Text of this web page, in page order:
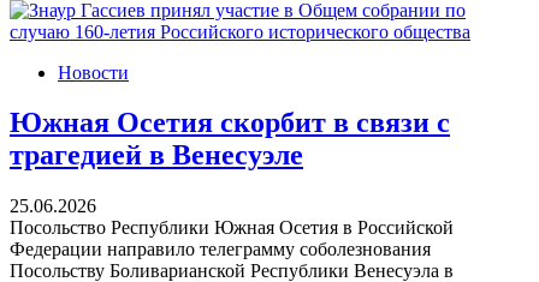
Новости
Южная Осетия скорбит в связи с
трагедией в Венесуэле
25.06.2026
Посольство Республики Южная Осетия в Российской
Федерации направило телеграмму соболезнования
Посольству Боливарианской Республики Венесуэла в